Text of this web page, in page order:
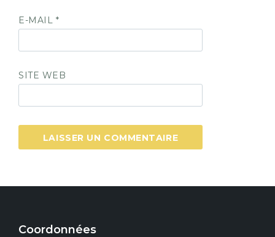
E-MAIL *
SITE WEB
Coordonnées